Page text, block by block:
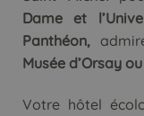
Dame et
Panthéon,
Musée d’Orsay
Votre hôtel